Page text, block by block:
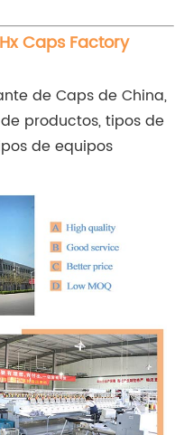
Caps Factory
de Caps de China,
productos, tipos de
de equipos